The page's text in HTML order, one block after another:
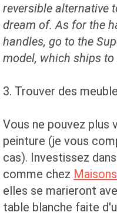
reversible alternative
dream of. As for the
handles, go to the
model, which ships
3. Trouver des
Vous ne pouvez plus
peinture (je vous
cas). Investissez
comme chez
elles se marieront
table blanche faite